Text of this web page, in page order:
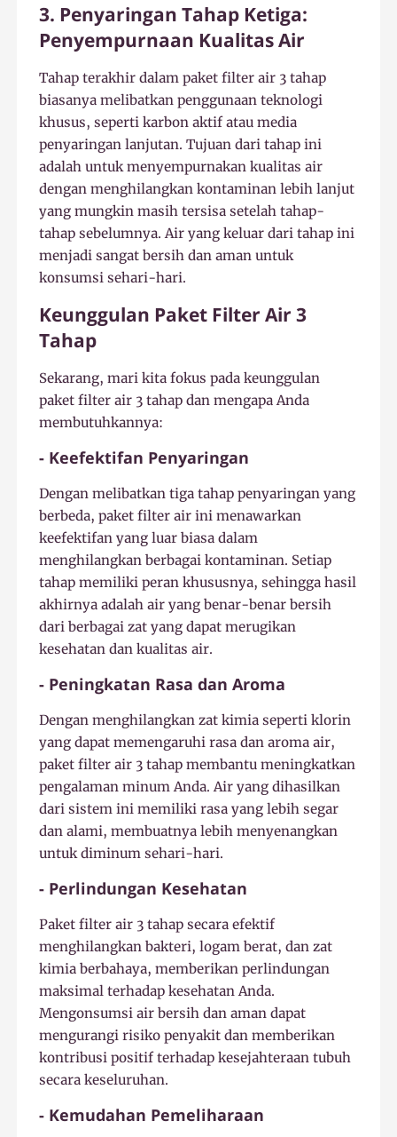
3. Penyaringan Tahap Ketiga:
Penyempurnaan Kualitas Air
Tahap terakhir dalam paket filter air 3 tahap
biasanya melibatkan penggunaan teknologi
khusus, seperti karbon aktif atau media
penyaringan lanjutan. Tujuan dari tahap ini
adalah untuk menyempurnakan kualitas air
dengan menghilangkan kontaminan lebih lanjut
yang mungkin masih tersisa setelah tahap-
tahap sebelumnya. Air yang keluar dari tahap ini
menjadi sangat bersih dan aman untuk
konsumsi sehari-hari.
Keunggulan Paket Filter Air 3
Tahap
Sekarang, mari kita fokus pada keunggulan
paket filter air 3 tahap dan mengapa Anda
membutuhkannya:
- Keefektifan Penyaringan
Dengan melibatkan tiga tahap penyaringan yang
berbeda, paket filter air ini menawarkan
keefektifan yang luar biasa dalam
menghilangkan berbagai kontaminan. Setiap
tahap memiliki peran khususnya, sehingga hasil
akhirnya adalah air yang benar-benar bersih
dari berbagai zat yang dapat merugikan
kesehatan dan kualitas air.
- Peningkatan Rasa dan Aroma
Dengan menghilangkan zat kimia seperti klorin
yang dapat memengaruhi rasa dan aroma air,
paket filter air 3 tahap membantu meningkatkan
pengalaman minum Anda. Air yang dihasilkan
dari sistem ini memiliki rasa yang lebih segar
dan alami, membuatnya lebih menyenangkan
untuk diminum sehari-hari.
- Perlindungan Kesehatan
Paket filter air 3 tahap secara efektif
menghilangkan bakteri, logam berat, dan zat
kimia berbahaya, memberikan perlindungan
maksimal terhadap kesehatan Anda.
Mengonsumsi air bersih dan aman dapat
mengurangi risiko penyakit dan memberikan
kontribusi positif terhadap kesejahteraan tubuh
secara keseluruhan.
- Kemudahan Pemeliharaan